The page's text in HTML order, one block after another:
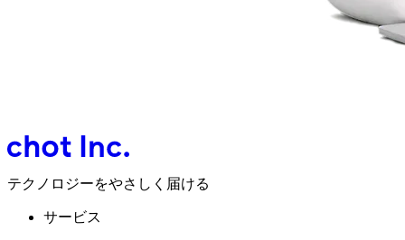
テクノロジーをやさしく届ける
サービス